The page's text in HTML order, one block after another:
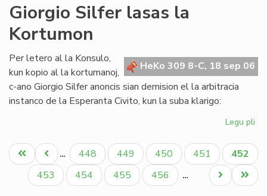
Giorgio Silfer lasas la
Kortumon
HeKo 309 8-C, 18 sep 06
Per letero al la Konsulo,
kun kopio al la kortumanoj,
c-ano Giorgio Silfer anoncis sian demision el la arbitracia
instanco de la Esperanta Civito, kun la suba klarigo:
Legu pli
la
Pagination
Unua
paĝo
Antaŭa
paĝo
… Paĝo
448 Paĝo
449 Paĝo
450 Paĝo
451
Aktuala
paĝo
452
Paĝo
453 Paĝo
454 Paĝo
455 Paĝo
456 …
Last
page
Next
page